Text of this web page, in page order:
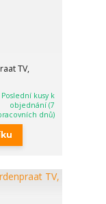
TV,
Poslední kusy k
objednání (7
dnů)